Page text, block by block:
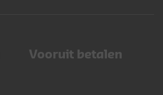
Vooruit betalen